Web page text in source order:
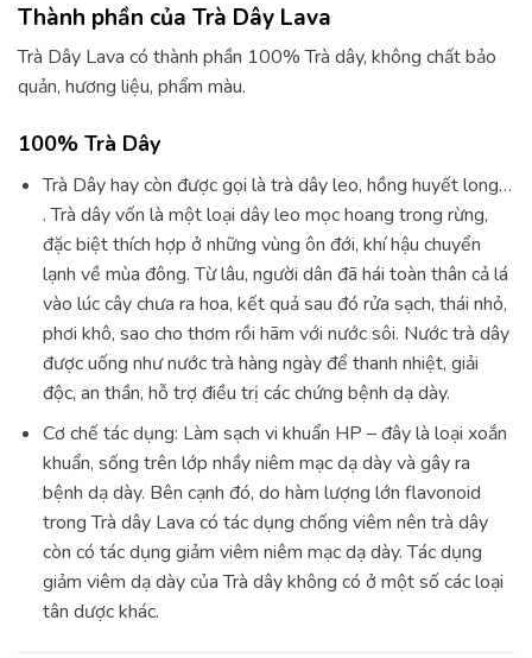
Thành phần của Trà Dây Lava
Trà Dây Lava có thành phần 100% Trà dây, không chất bảo
quản, hương liệu, phẩm màu.
100% Trà Dây
Trà Dây hay còn được gọi là trà dây leo, hồng huyết long…
. Trà dây vốn là một loại dây leo mọc hoang trong rừng,
đặc biệt thích hợp ở những vùng ôn đới, khí hậu chuyển
lạnh về mùa đông. Từ lâu, người dân đã hái toàn thân cả lá
vào lúc cây chưa ra hoa, kết quả sau đó rửa sạch, thái nhỏ,
phơi khô, sao cho thơm rồi hãm với nước sôi. Nước trà dây
được uống như nước trà hàng ngày để thanh nhiệt, giải
độc, an thần, hỗ trợ điều trị các chứng bệnh dạ dày.
Cơ chế tác dụng: Làm sạch vi khuẩn HP – đây là loại xoắn
khuẩn, sống trên lớp nhầy niêm mạc dạ dày và gây ra
bệnh dạ dày. Bên cạnh đó, do hàm lượng lớn flavonoid
trong Trà dây Lava có tác dụng chống viêm nên trà dây
còn có tác dụng giảm viêm niêm mạc dạ dày. Tác dụng
giảm viêm dạ dày của Trà dây không có ở một số các loại
tân dược khác.